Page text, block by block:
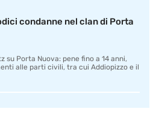
condanne nel clan di Porta
su Porta Nuova: pene fino a 14 anni,
alle parti civili, tra cui Addiopizzo e il